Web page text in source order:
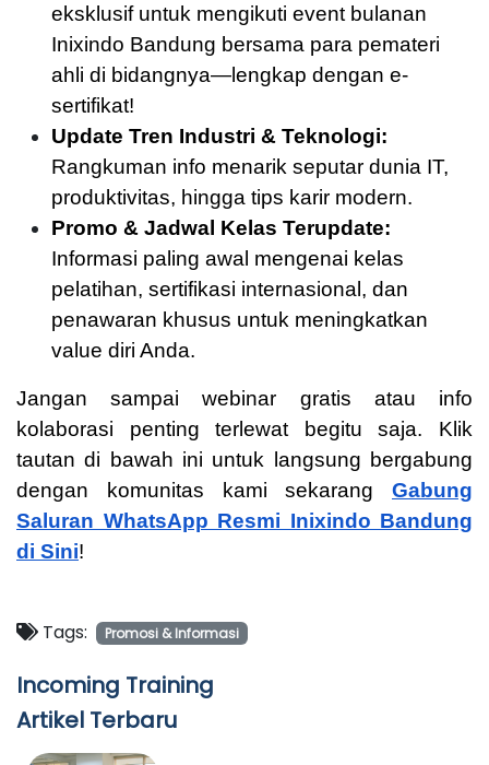
eksklusif untuk mengikuti event bulanan
Inixindo Bandung bersama para pemateri
ahli di bidangnya—lengkap dengan e-
sertifikat!
Update Tren Industri & Teknologi:
Rangkuman info menarik seputar dunia IT,
produktivitas, hingga tips karir modern.
Promo & Jadwal Kelas Terupdate:
Informasi paling awal mengenai kelas
pelatihan, sertifikasi internasional, dan
penawaran khusus untuk meningkatkan
value diri Anda.
Jangan sampai webinar gratis atau info
kolaborasi penting terlewat begitu saja. Klik
tautan di bawah ini untuk langsung bergabung
dengan komunitas kami sekarang Gabung
Saluran WhatsApp Resmi Inixindo Bandung
di Sini!
Tags: Promosi & Informasi
Incoming Training
Artikel Terbaru